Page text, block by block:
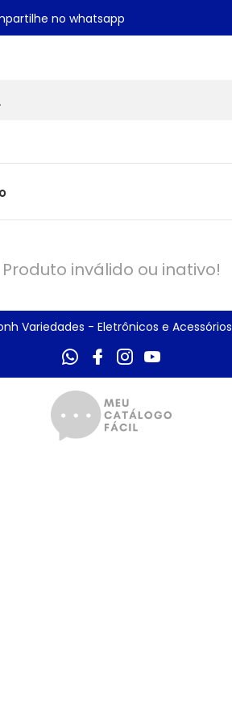
no whatsapp
Produto inválido ou inativo!
Variedades - Eletrônicos e Acessórios